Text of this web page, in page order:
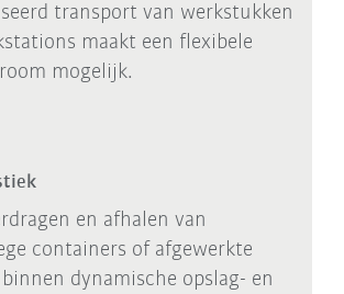
transport van werkstukken
maakt een flexibele
mogelijk.
en afhalen van
containers of afgewerkte
dynamische opslag- en